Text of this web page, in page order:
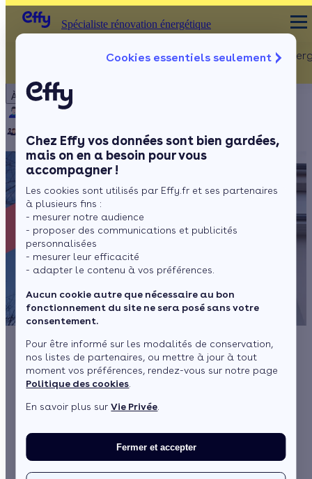
Cookies essentiels seulement
Chez Effy vos données sont bien gardées,
mais on en a besoin pour vous
accompagner !
Les cookies sont utilisés par Effy.fr et ses partenaires
à plusieurs fins :
- mesurer notre audience
- proposer des communications et publicités
personnalisées
- mesurer leur efficacité
- adapter le contenu à vos préférences.
Aucun cookie autre que nécessaire au bon
fonctionnement du site ne sera posé sans votre
consentement.
Pour être informé sur les modalités de conservation,
nos listes de partenaires, ou mettre à jour à tout
moment vos préférences, rendez-vous sur notre page
Politique des cookies
En savoir plus surVie Privée
Fermer et accepter
À propos
Notre équipe
Rejoignez-nous Presse
Spécialiste rénovation énergétique Rénovation
Murs
Fenêtres
Sols
Spécialiste rénovation énergétique
Objectif 400 000
logements par an :
vraiment la